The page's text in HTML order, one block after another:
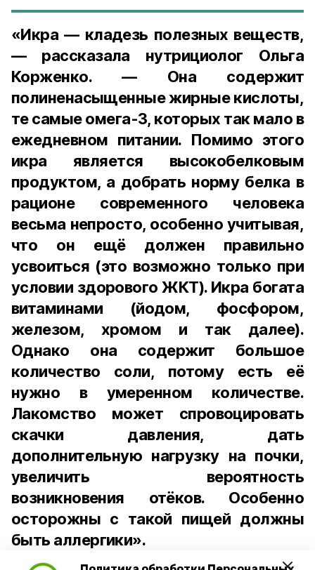
«Икра — кладезь полезных веществ,
— рассказала нутрициолог Ольга
Корженко. — Она содержит
полиненасыщенные жирные кислоты,
те самые омега-3, которых так мало в
ежедневном питании. Помимо этого
икра является высокобелковым
продуктом, а добрать норму белка в
рационе современного человека
весьма непросто, особенно учитывая,
что он ещё должен правильно
усвоиться (это возможно только при
условии здорового ЖКТ). Икра богата
витаминами (йодом, фосфором,
железом, хромом и так далее).
Однако она содержит большое
количество соли, потому есть её
нужно в умеренном количестве.
Лакомство может спровоцировать
скачки давления, дать
дополнительную нагрузку на почки,
увеличить вероятность
возникновения отёков. Особенно
осторожны с такой пищей должны
быть аллергики».